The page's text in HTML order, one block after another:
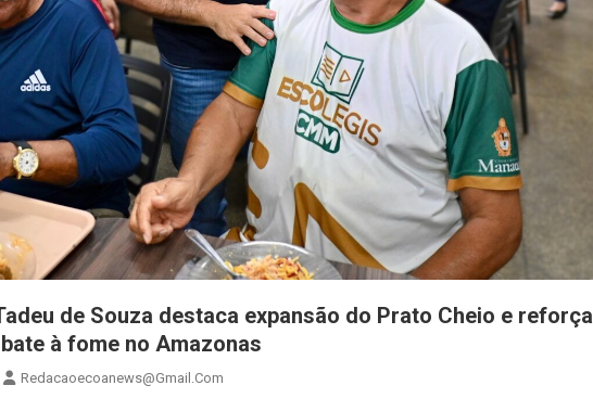
de Souza destaca expansão do Prato Cheio e reforça
à fome no Amazonas
Redacaoecoanews@gmail.com